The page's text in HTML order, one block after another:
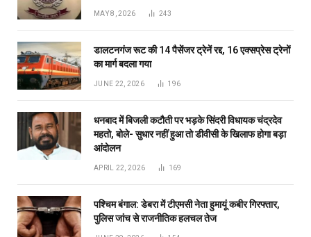
MAY 8, 2026 243
डालटनगंज रूट की 14 पैसेंजर ट्रेनें रद्द, 16 एक्सप्रेस ट्रेनों
का मार्ग बदला गया
JUNE 22, 2026 196
धनबाद में बिजली कटौती पर भड़के सिंदरी विधायक चंद्रदेव
महतो, बोले- सुधार नहीं हुआ तो डीवीसी के खिलाफ होगा बड़ा
आंदोलन
APRIL 22, 2026 169
पश्चिम बंगाल: डेबरा में टीएमसी नेता हुमायूं कबीर गिरफ्तार,
पुलिस जांच से राजनीतिक हलचल तेज